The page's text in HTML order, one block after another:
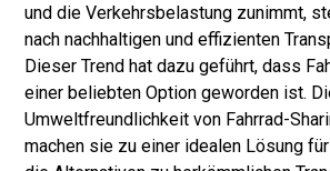
und die Verkehrsbelastung zunimmt,
nach nachhaltigen und effizienten
Dieser Trend hat dazu geführt, dass
einer beliebten Option geworden ist.
Umweltfreundlichkeit von Fahrrad-
machen sie zu einer idealen Lösung